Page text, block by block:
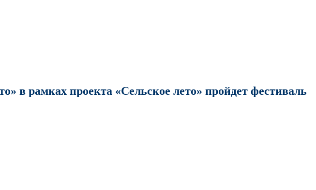
в рамках проекта «Сельское лето» пройдет фестиваль